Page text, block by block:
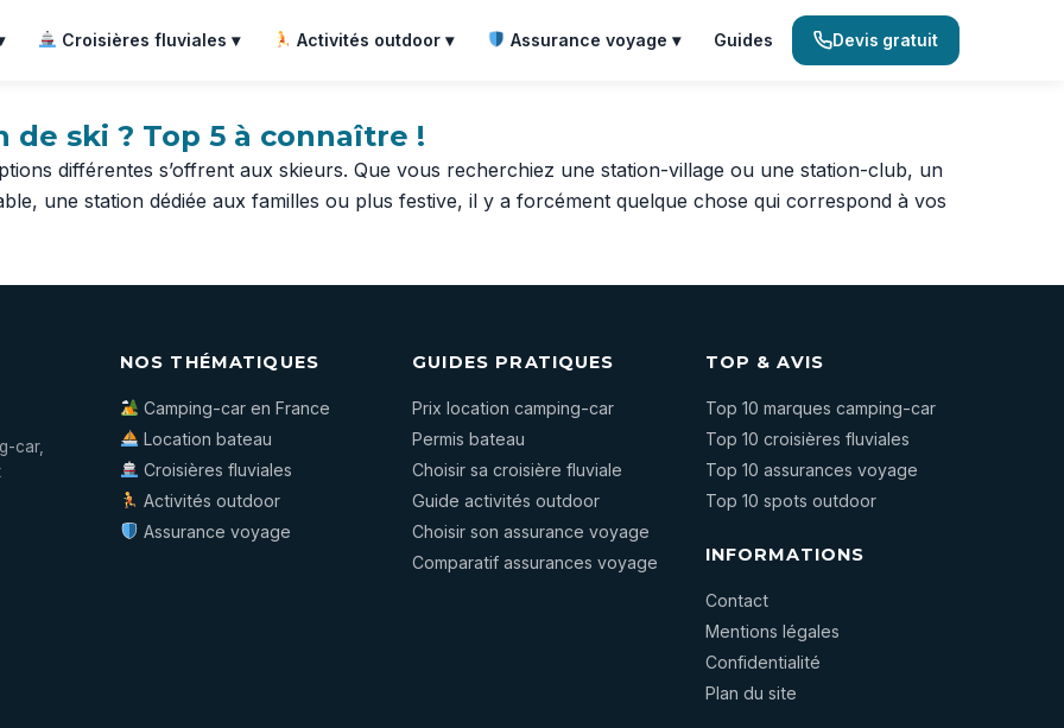
Croisières fluviales ▾ Activités outdoor ▾ Assurance voyage ▾ Guides Devis gratuit
ski ? Top 5 à connaître !
différentes s’offrent aux skieurs. Que vous recherchiez une station-village ou une station-club, un
une station dédiée aux familles ou plus festive, il y a forcément quelque chose qui correspond à vos
car,
NOS THÉMATIQUES
Camping-car en France
Location bateau
Croisières fluviales
Activités outdoor
Assurance voyage
GUIDES PRATIQUES
Prix location camping-car
Permis bateau
Choisir sa croisière fluviale
Guide activités outdoor
Choisir son assurance voyage
Comparatif assurances voyage
TOP & AVIS
Top 10 marques camping-car
Top 10 croisières fluviales
Top 10 assurances voyage
Top 10 spots outdoor
INFORMATIONS
Contact
Mentions légales
Confidentialité
Plan du site